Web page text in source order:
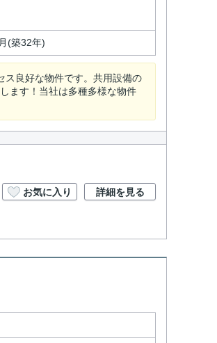
(築32年)
ス良好な物件です。共用設備の
ます！当社は多種多様な物件
お気に入り 詳細を見る